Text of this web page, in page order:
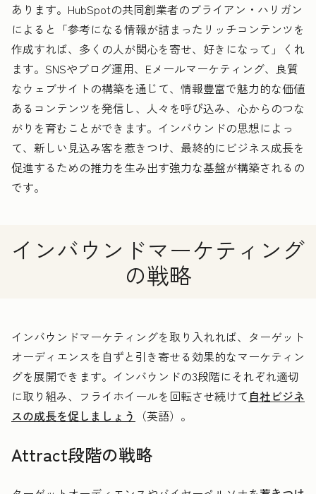
あります。HubSpotの共同創業者のブライアン・ハリガン
によると「参考になる情報が詰まったリッチコンテンツを
作成すれば、多くの人が関心を寄せ、好きになって」くれ
ます。SNSやブログ運用、Eメールマーケティング、良質
なウェブサイトの構築を通じて、情報豊富で魅力的な価値
あるコンテンツを発信し、人々を呼び込み、心からのつな
がりを育むことができます。インバウンドの思想によっ
て、新しい見込み客を惹きつけ、最終的にビジネス成長を
促進するための推力を生み出す強力な基盤が構築されるの
です。
インバウンドマーケティング
の戦略
インバウンドマーケティングを取り入れれば、ターゲット
オーディエンスを自ずと引き寄せる効果的なマーケティン
グを展開できます。インバウンドの3段階にそれぞれ適切
に取り組み、フライホイールを回転させ続けて 自社ビジネ
スの成長を促しましょう
（英語）。
Attract段階の戦略